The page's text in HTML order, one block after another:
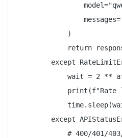
            )
return
except
wait = 2 **
print(f"Rate
except
# 400/401/